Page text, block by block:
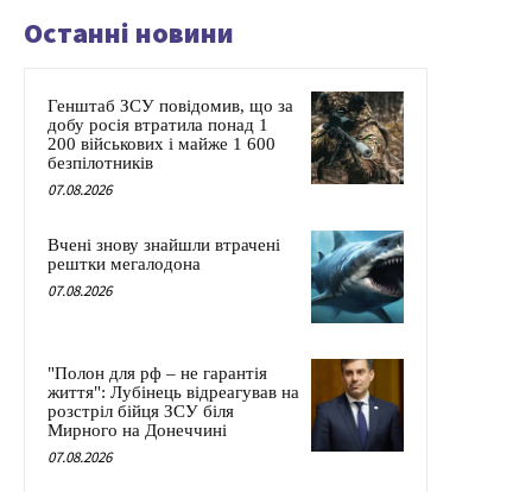
Останні новини
Генштаб ЗСУ повідомив, що за
добу росія втратила понад 1
200 військових і майже 1 600
безпілотників
07.08.2026
Вчені знову знайшли втрачені
рештки мегалодона
07.08.2026
"Полон для рф – не гарантія
життя": Лубінець відреагував на
розстріл бійця ЗСУ біля
Мирного на Донеччині
07.08.2026